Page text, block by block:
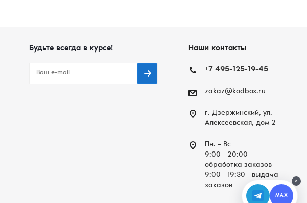
Будьте всегда в курсе! Наши контакты
+7 495-125-19-45
zakaz@kodbox.ru
г. Дзержинский, ул.
Алексеевская, дом 2
Пн. – Вc
9:00 - 20:00 -
обработка заказов
9:00 - 19:30 - выдача
заказов
×
MAX